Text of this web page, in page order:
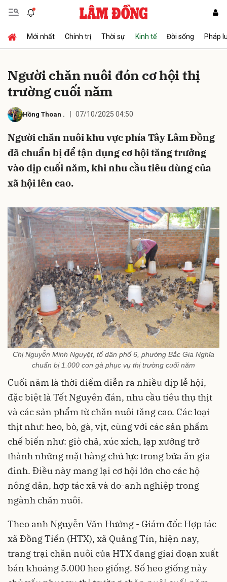
Mới nhất Chính trị Thời sự Kinh tế Đời sống Pháp
Người chăn nuôi đón cơ hội thị
trường cuối năm
Hồng Thoan . 07/10/2025 04:50
Người chăn nuôi khu vực phía Tây Lâm Đồng
đã chuẩn bị để tận dụng cơ hội tăng trưởng
vào dịp cuối năm, khi nhu cầu tiêu dùng của
xã hội lên cao.
Chị Nguyễn Minh Nguyệt, tổ dân phố 6, phường Bắc Gia Nghĩa
chuẩn bị 1.000 con gà phục vụ thị trường cuối năm
Cuối năm là thời điểm diễn ra nhiều dịp lễ hội,
đặc biệt là Tết Nguyên đán, nhu cầu tiêu thụ thịt
và các sản phẩm từ chăn nuôi tăng cao. Các loại
thịt như: heo, bò, gà, vịt, cùng với các sản phẩm
chế biến như: giò chả, xúc xích, lạp xưởng trở
thành những mặt hàng chủ lực trong bữa ăn gia
đình. Điều này mang lại cơ hội lớn cho các hộ
nông dân, hợp tác xã và do-anh nghiệp trong
ngành chăn nuôi.
Theo anh Nguyễn Văn Hưởng - Giám đốc Hợp tác
xã Đồng Tiến (HTX), xã Quảng Tín, hiện nay,
trang trại chăn nuôi của HTX đang giai đoạn xuất
bán khoảng 5.000 heo giống. Số heo giống này
Gửi bình luận
Hủy Gửi